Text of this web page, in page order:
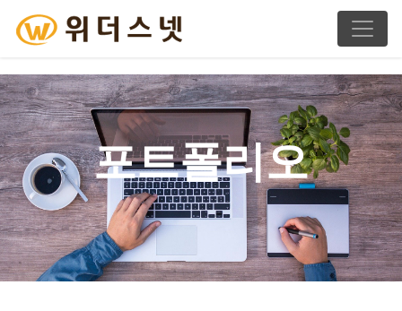
포트폴리오